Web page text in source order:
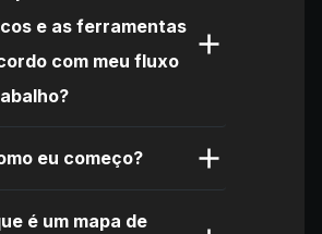
e as ferramentas
com meu fluxo
eu começo?
é um mapa de